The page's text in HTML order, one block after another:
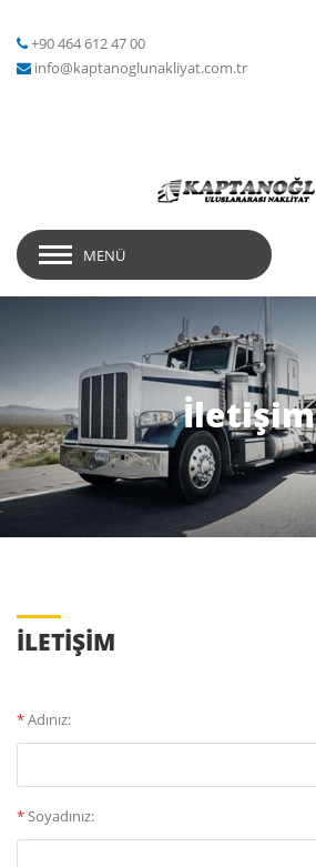
+90 464 612 47 00
info@kaptanoglunakliyat.com.tr
MENÜ
İletişim
İLETİŞİM
*Adınız:
*Soyadınız: